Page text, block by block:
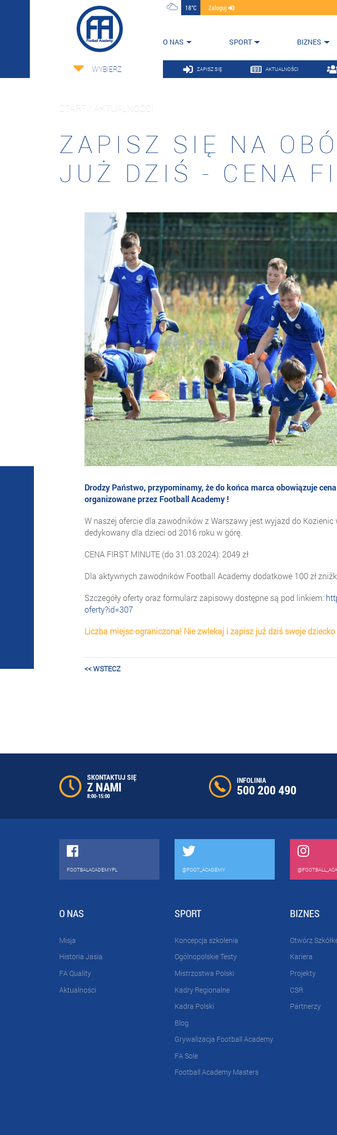
18°C Zaloguj
O NAS SPORT BIZNES
WYBIERZ ZAPISZ SIĘ AKTUALNOŚCI
START / AKTUALNOŚCI
ZAPISZ SIĘ NA
JUŻ DZIŚ - CENA
Drodzy Państwo, przypominamy, że do końca marca obowiązuje
organizowane przez Football Academy !
W naszej ofercie dla zawodników z Warszawy jest wyjazd do
dedykowany dla dzieci od 2016 roku w górę.
CENA FIRST MINUTE (do 31.03.2024): 2049 zł
Dla aktywnych zawodników Football Academy dodatkowe 100 zł
Szczegóły oferty oraz formularz zapisowy dostępne są pod linkiem:
oferty?id=307
Liczba miejsc ograniczona! Nie zwlekaj i zapisz już dziś swoje
<< WSTECZ
SKONTAKTUJ SIĘ
Z NAMI
8:00-15:00
INFOLINIA
500 200 490
FOOTBALACADEMYPL @FOOT_ACADEMY
O NAS
Misja
Historia Jasia
FA Quality
Aktualności
SPORT
Koncepcja szkolenia
Ogólnopolskie Testy
Mistrzostwa Polski
Kadry Regionalne
Kadra Polski
Blog
Grywalizacja Football Academy
FA Sole
Football Academy Masters
BIZNES
Otwórz
Kariera
Projekty
CSR
Partnerzy